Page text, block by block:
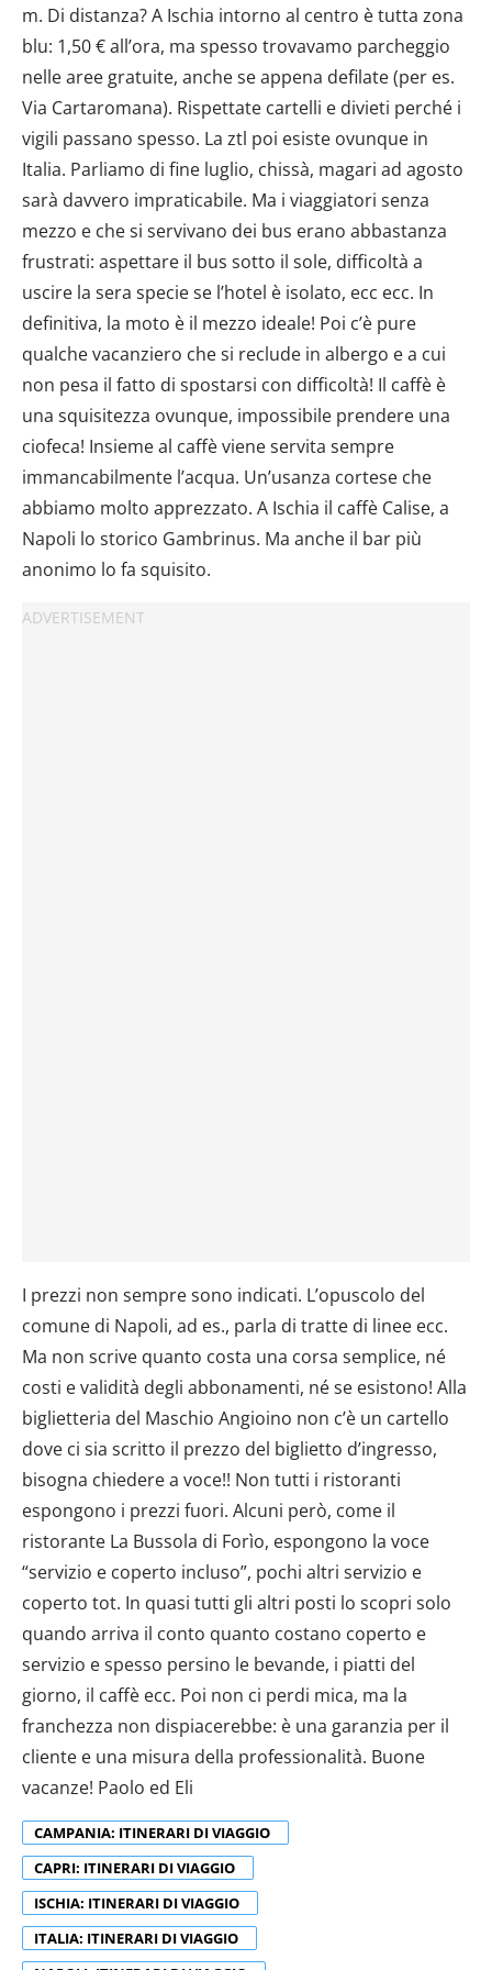
Utilizziamo i cookie per personalizzare contenuti ed
annunci, per fornire funzionalità dei social media e per
analizzare il nostro traffico. Condividiamo inoltre
informazioni sul modo in cui utilizzi il nostro sito con i
nostri partner che si occupano di analisi dei dati web,
pubblicità e social media, i quali potrebbero combinarle
con altre informazioni che hai fornito loro o che hanno
raccolto dal tuo utilizzo dei loro servizi.
m. Di distanza? A Ischia intorno al centro è tutta zona
blu: 1,50 € all’ora, ma spesso trovavamo parcheggio
nelle aree gratuite, anche se appena defilate (per es.
Via Cartaromana). Rispettate cartelli e divieti perché i
vigili passano spesso. La ztl poi esiste ovunque in
Italia. Parliamo di fine luglio, chissà, magari ad agosto
sarà davvero impraticabile. Ma i viaggiatori senza
mezzo e che si servivano dei bus erano abbastanza
frustrati: aspettare il bus sotto il sole, difficoltà a
uscire la sera specie se l’hotel è isolato, ecc ecc. In
definitiva, la moto è il mezzo ideale! Poi c’è pure
qualche vacanziero che si reclude in albergo e a cui
non pesa il fatto di spostarsi con difficoltà! Il caffè è
una squisitezza ovunque, impossibile prendere una
ciofeca! Insieme al caffè viene servita sempre
immancabilmente l’acqua. Un’usanza cortese che
abbiamo molto apprezzato. A Ischia il caffè Calise, a
Napoli lo storico Gambrinus. Ma anche il bar più
anonimo lo fa squisito.
I prezzi non sempre sono indicati. L’opuscolo del
comune di Napoli, ad es., parla di tratte di linee ecc.
Ma non scrive quanto costa una corsa semplice, né
costi e validità degli abbonamenti, né se esistono! Alla
biglietteria del Maschio Angioino non c’è un cartello
dove ci sia scritto il prezzo del biglietto d’ingresso,
bisogna chiedere a voce!! Non tutti i ristoranti
espongono i prezzi fuori. Alcuni però, come il
ristorante La Bussola di Forìo, espongono la voce
“servizio e coperto incluso”, pochi altri servizio e
coperto tot. In quasi tutti gli altri posti lo scopri solo
quando arriva il conto quanto costano coperto e
servizio e spesso persino le bevande, i piatti del
giorno, il caffè ecc. Poi non ci perdi mica, ma la
franchezza non dispiacerebbe: è una garanzia per il
cliente e una misura della professionalità. Buone
vacanze! Paolo ed Eli
CAMPANIA: ITINERARI DI VIAGGIO
CAPRI: ITINERARI DI VIAGGIO
ISCHIA: ITINERARI DI VIAGGIO
ITALIA: ITINERARI DI VIAGGIO